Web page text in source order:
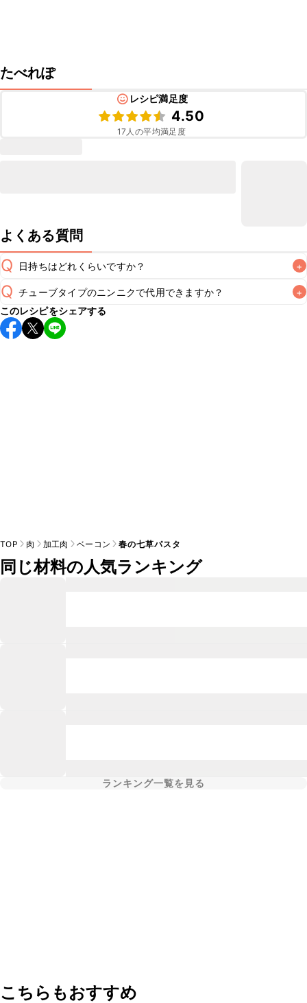
たべれぽ
レシピ満足度
4.50
17 人の平均満足度
よくある質問
Q 日持ちはどれくらいですか？ +
A
こちらのレシピは出来たてをお召し上がりいただくことをお
すすめします。
※日持ちは目安です。
Q チューブタイプのニンニクで代用できますか？ +
A
チューブタイプのニンニクを使用してもお作りいただけま
す。小さじ1を目安に加え、お好みの風味になるようご調節く
このレシピをシェアする
TOP 肉 加工肉 ベーコン 春の七草パスタ
同じ材料の人気ランキング
ランキング一覧を見る
こちらもおすすめ